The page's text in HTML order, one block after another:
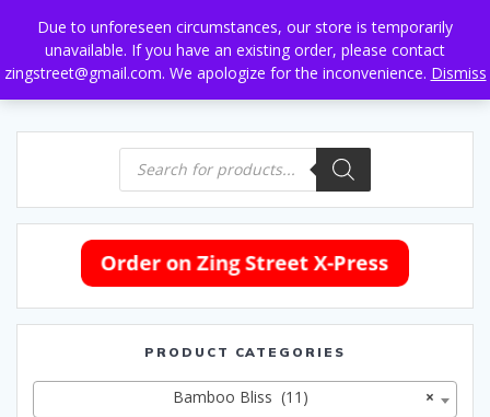
Due to unforeseen circumstances, our store is temporarily
unavailable. If you have an existing order, please contact
zingstreet@gmail.com. We apologize for the inconvenience. Dismiss
to
content
Products
search
PRODUCT CATEGORIES
×
Bamboo Bliss (11)